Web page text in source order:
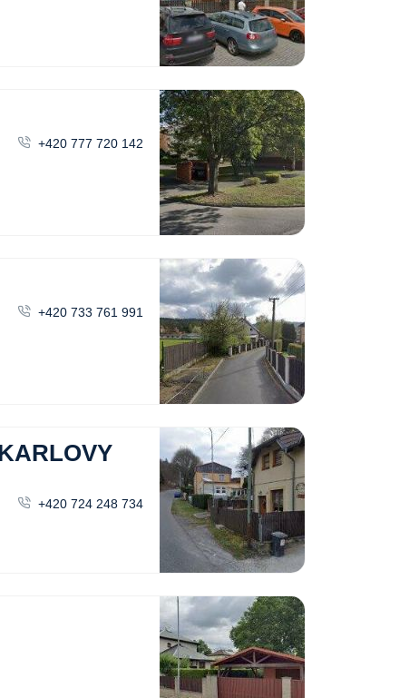
+420 777 720 142
+420 733 761 991
+420 724 248 734